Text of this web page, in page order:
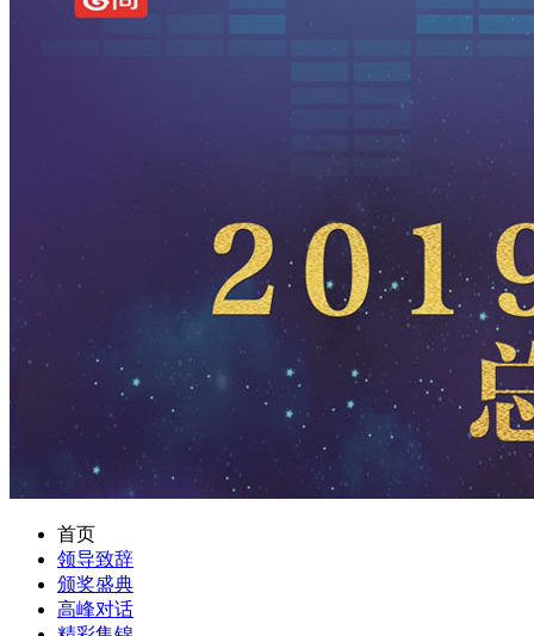
首页
领导致辞
颁奖盛典
高峰对话